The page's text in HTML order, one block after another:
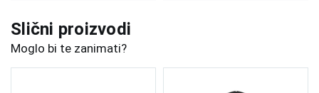
Slični proizvodi
Moglo bi te zanimati?